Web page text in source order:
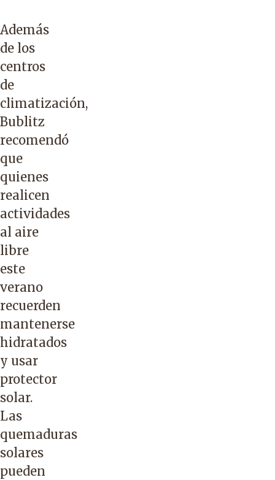
Además
de los
centros
de
climatización,
Bublitz
recomendó
que
quienes
realicen
actividades
al aire
libre
este
verano
recuerden
mantenerse
hidratados
y usar
protector
solar.
Las
quemaduras
solares
pueden